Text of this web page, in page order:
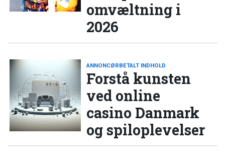
omvæltning i
2026
ANNONCØRBETALT INDHOLD
Forstå kunsten
ved online
casino Danmark
og spiloplevelser